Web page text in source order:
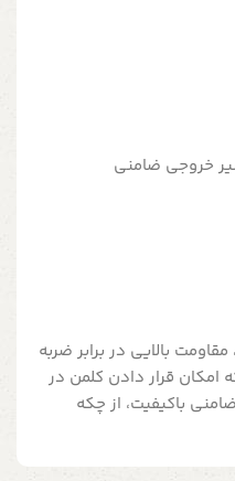
خروجی ضامنی
بالایی در برابر ضربه
امکان قرار دادن کلمن در
باکیفیت، از چکه